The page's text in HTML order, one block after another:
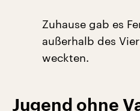
Zuhause gab es
außerhalb des
weckten.
Jugend ohne